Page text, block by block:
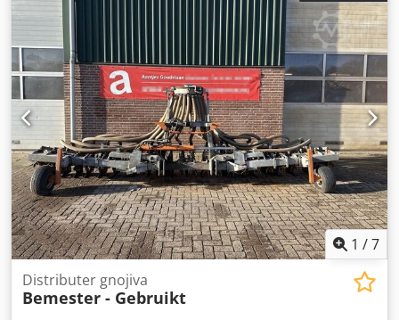
1 /7
Distributer gnojiva
Bemester - Gebruikt